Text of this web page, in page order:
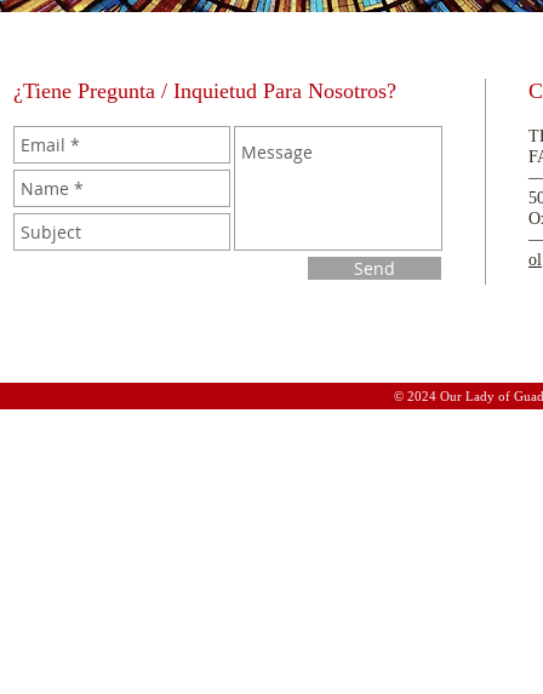
¿Tiene Pregunta / Inquietud Para Nosotros?
Send
© 2024 Our Lady of